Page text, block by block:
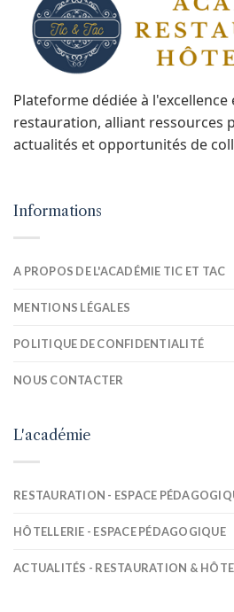
Plateforme dédiée à
restauration, alliant ressources
actualités et opportunités de
Informations
A PROPOS DE L'ACADÉMIE TIC ET TAC
MENTIONS LÉGALES
POLITIQUE DE CONFIDENTIALITÉ
NOUS CONTACTER
L'académie
RESTAURATION - ESPACE
HÔTELLERIE - ESPACE PÉDAGOGIQUE
ACTUALITÉS - RESTAURATION &